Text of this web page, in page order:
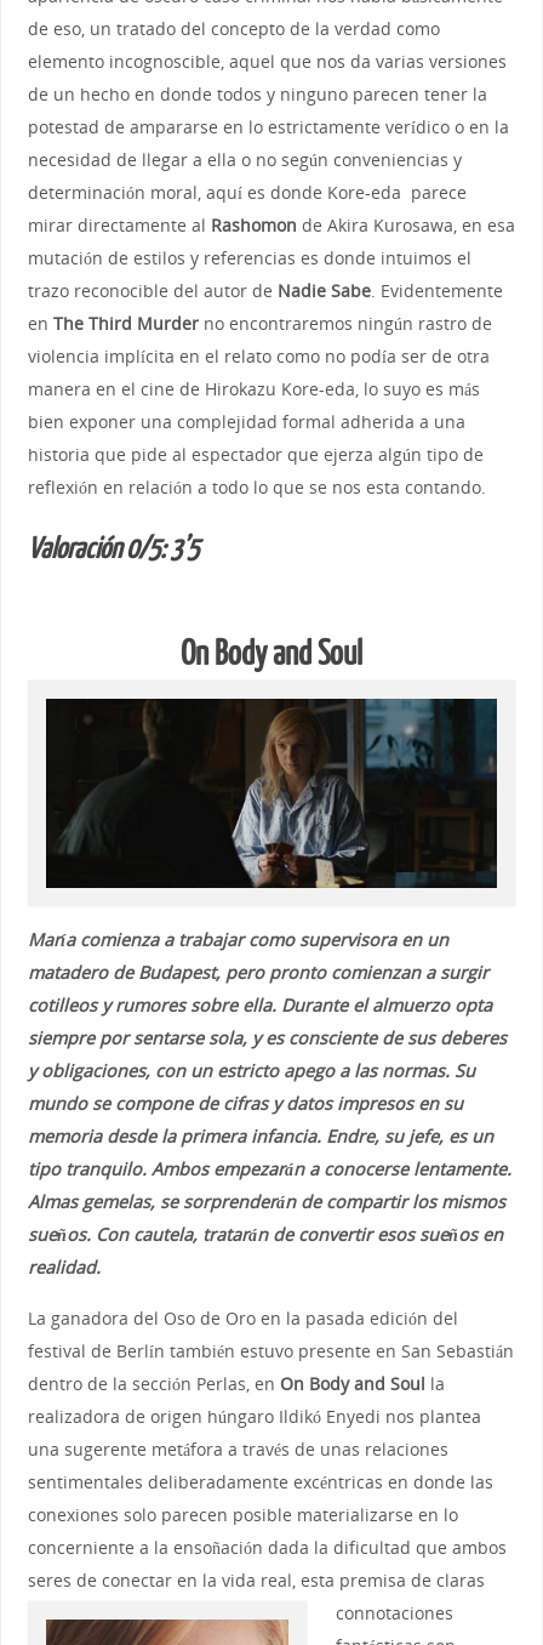
de eso, un tratado del concepto de la verdad como
elemento incognoscible, aquel que nos da varias versiones
de un hecho en donde todos y ninguno parecen tener la
potestad de ampararse en lo estrictamente verídico o en la
necesidad de llegar a ella o no según conveniencias y
determinación moral, aquí es donde Kore-eda parece
mirar directamente al Rashomon de Akira Kurosawa, en esa
mutación de estilos y referencias es donde intuimos el
trazo reconocible del autor de Nadie Sabe. Evidentemente
en The Third Murderno encontraremos ningún rastro de
violencia implícita en el relato como no podía ser de otra
manera en el cine de Hirokazu Kore-eda, lo suyo es más
bien exponer una complejidad formal adherida a una
historia que pide al espectador que ejerza algún tipo de
reflexión en relación a todo lo que se nos esta contando.
Valoración 0/5: 3’5
On Body and Soul
María comienza a trabajar como supervisora en un
matadero de Budapest, pero pronto comienzan a surgir
cotilleos y rumores sobre ella. Durante el almuerzo opta
siempre por sentarse sola, y es consciente de sus deberes
y obligaciones, con un estricto apego a las normas. Su
mundo se compone de cifras y datos impresos en su
memoria desde la primera infancia. Endre, su jefe, es un
tipo tranquilo. Ambos empezarán a conocerse lentamente.
Almas gemelas, se sorprenderán de compartir los mismos
sueños. Con cautela, tratarán de convertir esos sueños en
realidad.
La ganadora del Oso de Oro en la pasada edición del
festival de Berlín también estuvo presente en San Sebastián
dentro de la sección Perlas, en On Body and Soul la
realizadora de origen húngaro Ildikó Enyedi nos plantea
una sugerente metáfora a través de unas relaciones
sentimentales deliberadamente excéntricas en donde las
conexiones solo parecen posible materializarse en lo
concerniente a la ensoñación dada la dificultad que ambos
seres de conectar en la vida real, esta premisa de claras
connotaciones